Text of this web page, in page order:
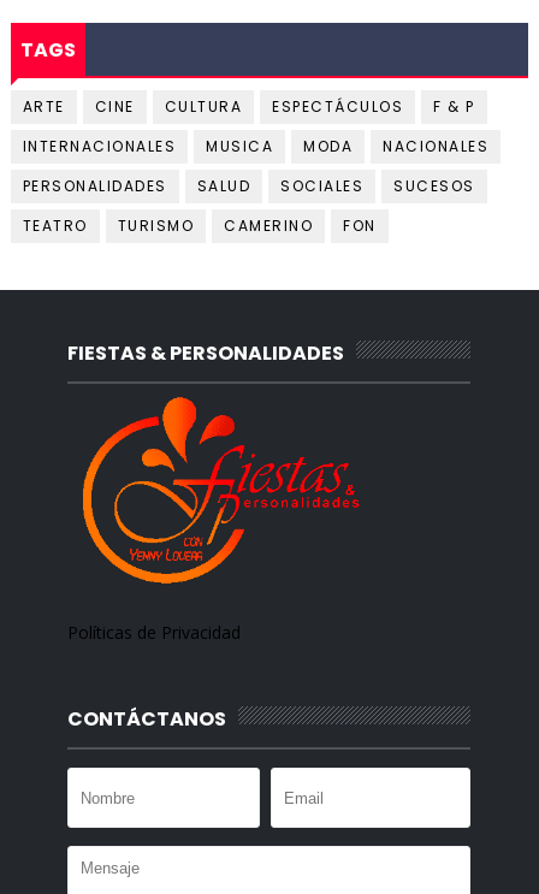
TAGS
ARTE CINE CULTURA ESPECTÁCULOS
F & P
INTERNACIONALES
MUSICA MODA
NACIONALES
PERSONALIDADES
SALUD SOCIALES
SUCESOS
TEATRO
TURISMO CAMERINO FON
FIESTAS & PERSONALIDADES
Políticas de Privacidad
CONTÁCTANOS